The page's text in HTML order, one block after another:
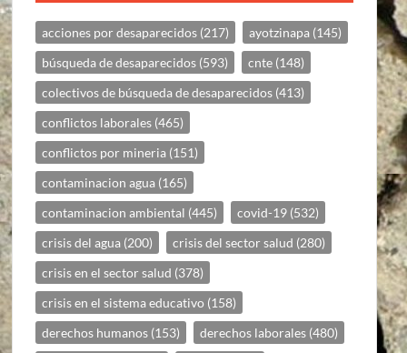
acciones por desaparecidos (217) ayotzinapa (145)
búsqueda de desaparecidos (593) cnte (148)
colectivos de búsqueda de desaparecidos (413)
conflictos laborales (465)
conflictos por mineria (151)
contaminacion agua (165)
contaminacion ambiental (445) covid-19 (532)
crisis del agua (200) crisis del sector salud (280)
crisis en el sector salud (378)
crisis en el sistema educativo (158)
derechos humanos (153) derechos laborales (480)